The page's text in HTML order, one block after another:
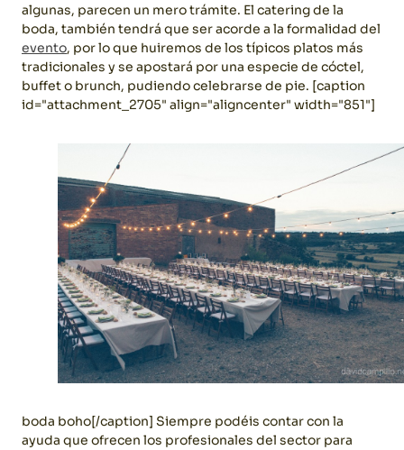
algunas, parecen un mero trámite. El catering de la
boda, también tendrá que ser acorde a la formalidad del
evento, por lo que huiremos de los típicos platos más
tradicionales y se apostará por una especie de cóctel,
buffet o brunch, pudiendo celebrarse de pie. [caption
id="attachment_2705" align="aligncenter" width="851"]
boda boho[/caption] Siempre podéis contar con la
ayuda que ofrecen los profesionales del sector para